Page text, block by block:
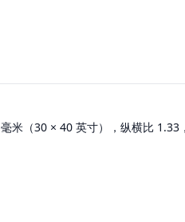
米（30 × 40 英寸），纵横比 1.33